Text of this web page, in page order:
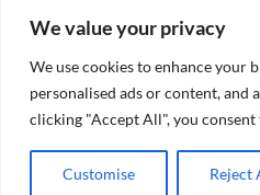
We value your privacy
We use cookies to enhance your
personalised ads or content, and
clicking "Accept All", you consent
Customise Reject
ARBO-CATALOGI
Ondersteund door WordPress